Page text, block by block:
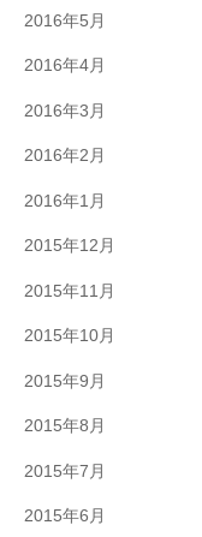
2016年5月
2016年4月
2016年3月
2016年2月
2016年1月
2015年12月
2015年11月
2015年10月
2015年9月
2015年8月
2015年7月
2015年6月